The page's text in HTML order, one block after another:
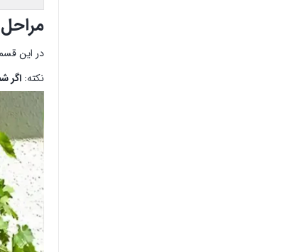
در این
نکته:اگر